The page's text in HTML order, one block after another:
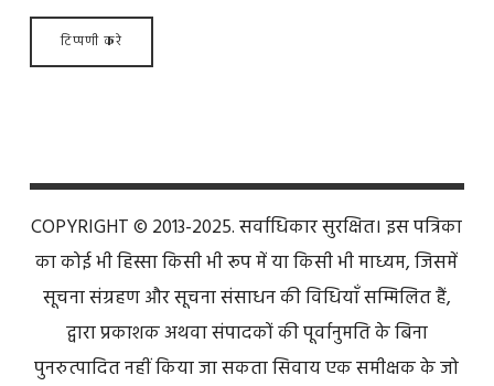
COPYRIGHT © 2013-2025. सर्वाधिकार सुरक्षित। इस पत्रिका
का कोई भी हिस्सा किसी भी रूप में या किसी भी माध्यम, जिसमें
सूचना संग्रहण और सूचना संसाधन की विधियाँ सम्मिलित हैं,
द्वारा प्रकाशक अथवा संपादकों की पूर्वानुमति के बिना
पुनरुत्पादित नहीं किया जा सकता सिवाय एक समीक्षक के जो